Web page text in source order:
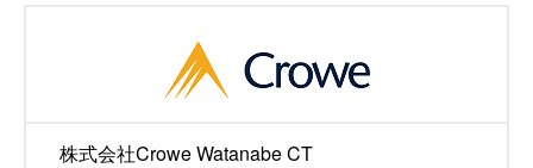
株式会社Crowe Watanabe CT